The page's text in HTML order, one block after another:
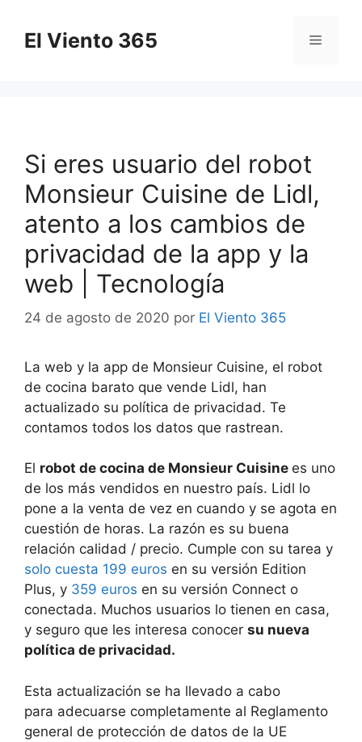
contenido
El Viento 365 Menú
Si eres usuario del robot
Monsieur Cuisine de Lidl,
atento a los cambios de
privacidad de la app y la
web | Tecnología
24 de agosto de 2020 por El Viento 365
La web y la app de Monsieur Cuisine, el robot
de cocina barato que vende Lidl, han
actualizado su política de privacidad. Te
contamos todos los datos que rastrean.
El robot de cocina de Monsieur Cuisine es uno
de los más vendidos en nuestro país. Lidl lo
pone a la venta de vez en cuando y se agota en
cuestión de horas. La razón es su buena
relación calidad / precio. Cumple con su tarea y
solo cuesta 199 euros en su versión Edition
Plus, y 359 euros en su versión Connect o
conectada. Muchos usuarios lo tienen en casa,
y seguro que les interesa conocer su nueva
política de privacidad.
Esta actualización se ha llevado a cabo
para adecuarse completamente al Reglamento
general de protección de datos de la UE